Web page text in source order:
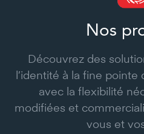
Nos
Découvrez des
l’identité à la fine pointe
avec la flexibilité
modifiées et
vous et